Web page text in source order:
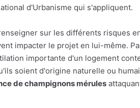
d'Urbanisme qui s'appliquent.
sur les différents risques
impacter le projet en lui-même.
importante d'un logement
soient d'origine naturelle ou
de champignons mérules